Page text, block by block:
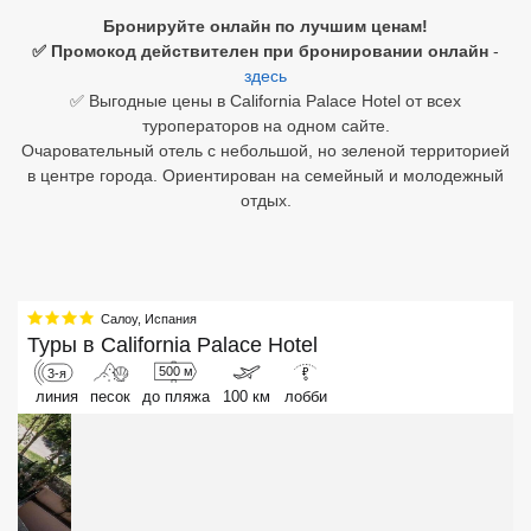
Бронируйте онлайн по лучшим ценам!
✅ Промокод действителен при бронировании онлайн -
здесь
✅ Выгодные цены в California Palace Hotel от всех
туроператоров на одном сайте.
Очаровательный отель с небольшой, но зеленой территорией
в центре города. Ориентирован на семейный и молодежный
отдых.
Салоу, Испания
Туры в California Palace Hotel
3-я
линия песок
500 м
до пляжа 100 км
₽
лобби
Египет
Бали
Северный Гоа
Южный Гоа
Занзибар
Абхазия
Большой Сочи